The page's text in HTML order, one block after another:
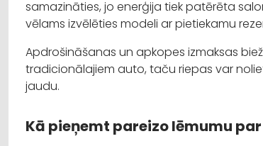
samazināties, jo enerģija tiek patērēta
vēlams izvēlēties modeli ar pietiekamu
Apdrošināšanas un apkopes izmaksas
tradicionālajiem auto, taču riepas var
jaudu.
Kā pieņemt pareizo lēmumu